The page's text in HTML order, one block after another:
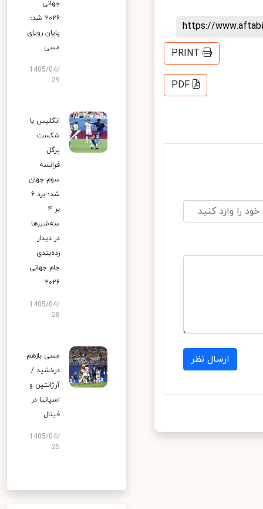
https://
PRINT
PDF
ارسال نظر
جهانی
۲۰۲۶ شد؛
پایان رویای
مسی
1405/04/
29
انگلیس با
شکست
پرگل
فرانسه
سوم جهان
شد؛ برد ۶
بر ۴
سه‌شیرها
در دیدار
رده‌بندی
جام جهانی
۲۰۲۶
1405/04/
28
مسی بازهم
درخشید /
آرژانتین و
اسپانیا در
فینال
1405/04/
25